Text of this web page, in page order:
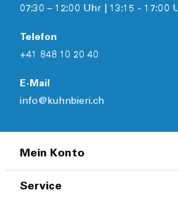
07:30 – 12:00 Uhr | 13:15 - 17:00
Telefon
+41 848 10 20 40
E-Mail
info@kuhnbieri.ch
Mein Konto
Service